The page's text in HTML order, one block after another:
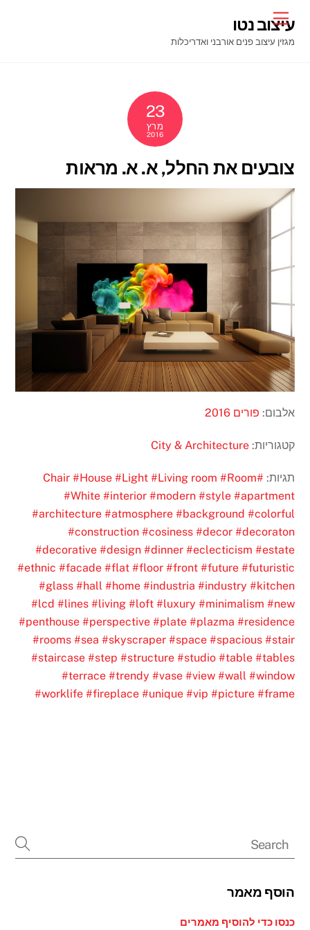
content
Menu
עיצוב נטו
מגזין עיצוב פנים אורבני ואדריכלות
23
מרץ
2016
צובעים את החלל, א. א. מראות
אלבום: פורים 2016
קטגוריות: City & Architecture
תגיות: #Chair
#House #Light #Living room #Room
#White #interior #modern #style #apartment
#architecture #atmosphere #background #colorful
#construction #cosiness #decor #decoraton
#decorative #design #dinner #eclecticism #estate
#ethnic #facade #flat #floor #front #future #futuristic
#glass #hall #home #industria #industry #kitchen
#lcd #lines #living #loft #luxury #minimalism #new
#penthouse #perspective #plate #plazma #residence
#rooms #sea #skyscraper #space #spacious #stair
#staircase #step #structure #studio #table #tables
#terrace #trendy #vase #view #wall #window
#worklife #fireplace #unique #vip #picture #frame
הוסף מאמר
כנסו כדי להוסיף מאמרים